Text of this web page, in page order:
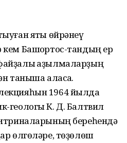
яҡты өйрәнеү
Башҡортос-тандың ер
ҡаҙылмаларҙың
таныша аласаҡ.
1964 йылда
геологы К. Д. Балтвил
береһендә
өлгөләре, төҙөлөш